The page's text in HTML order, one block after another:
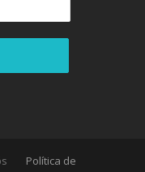
Política de